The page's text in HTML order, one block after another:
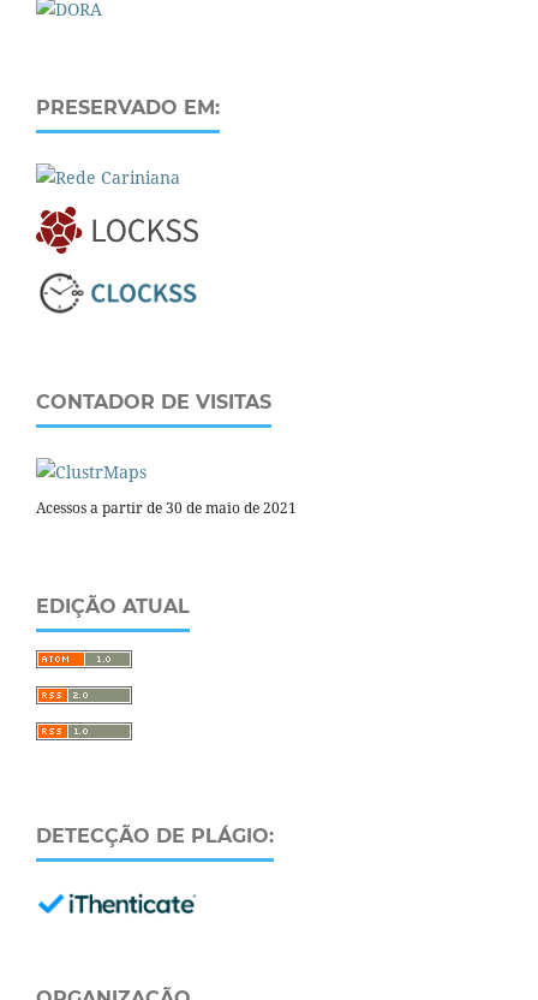
PRESERVADO EM:
CONTADOR DE VISITAS
Acessos a partir de 30 de maio de 2021
EDIÇÃO ATUAL
DETECÇÃO DE PLÁGIO: